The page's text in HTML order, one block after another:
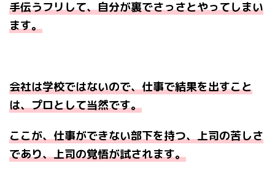
手伝うフリして、自分が裏でさっさとやってしまい
ます。
会社は学校ではないので、仕事で結果を出すこと
は、プロとして当然です。
ここが、仕事ができない部下を持つ、上司の苦しさ
であり、上司の覚悟が試されます。